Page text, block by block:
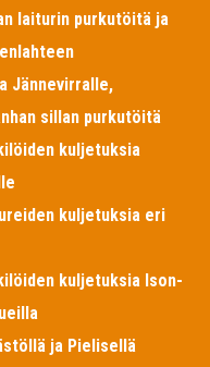
laiturin purkutöitä ja
Jännevirralle,
sillan purkutöitä
kuljetuksia
kuljetuksia eri
kuljetuksia Ison-
ja Pielisellä